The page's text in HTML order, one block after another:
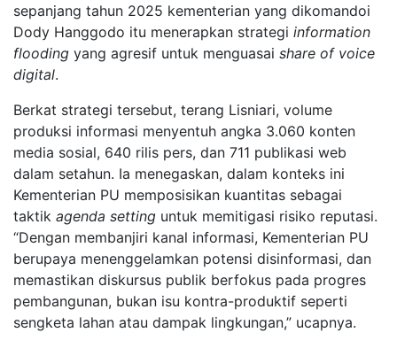
sepanjang tahun 2025 kementerian yang dikomandoi
Dody Hanggodo itu menerapkan strategi information
flooding yang agresif untuk menguasai share of voice
digital.
Berkat strategi tersebut, terang Lisniari, volume
produksi informasi menyentuh angka 3.060 konten
media sosial, 640 rilis pers, dan 711 publikasi web
dalam setahun. Ia menegaskan, dalam konteks ini
Kementerian PU memposisikan kuantitas sebagai
taktik agenda setting untuk memitigasi risiko reputasi.
“Dengan membanjiri kanal informasi, Kementerian PU
berupaya menenggelamkan potensi disinformasi, dan
memastikan diskursus publik berfokus pada progres
pembangunan, bukan isu kontra-produktif seperti
sengketa lahan atau dampak lingkungan,” ucapnya.